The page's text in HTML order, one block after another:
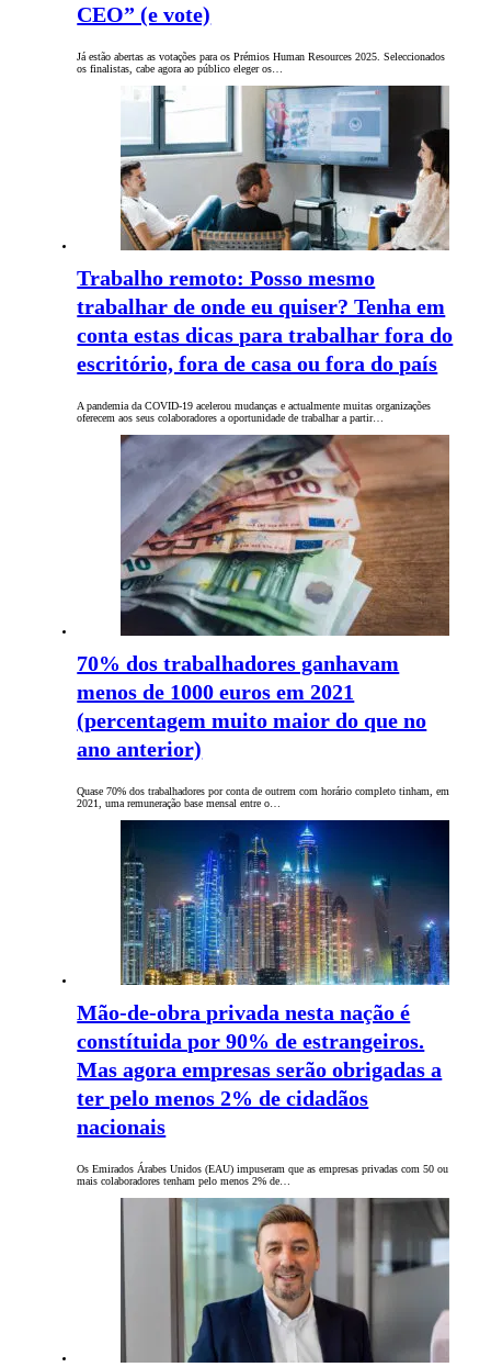
CEO” (e vote)
Já estão abertas as votações para os Prémios Human Resources 2025. Seleccionados
os finalistas, cabe agora ao público eleger os…
Trabalho remoto: Posso mesmo
trabalhar de onde eu quiser? Tenha em
conta estas dicas para trabalhar fora do
escritório, fora de casa ou fora do país
A pandemia da COVID-19 acelerou mudanças e actualmente muitas organizações
oferecem aos seus colaboradores a oportunidade de trabalhar a partir…
70% dos trabalhadores ganhavam
menos de 1000 euros em 2021
(percentagem muito maior do que no
ano anterior)
Quase 70% dos trabalhadores por conta de outrem com horário completo tinham, em
2021, uma remuneração base mensal entre o…
Mão-de-obra privada nesta nação é
constítuida por 90% de estrangeiros.
Mas agora empresas serão obrigadas a
ter pelo menos 2% de cidadãos
nacionais
Os Emirados Árabes Unidos (EAU) impuseram que as empresas privadas com 50 ou
mais colaboradores tenham pelo menos 2% de…